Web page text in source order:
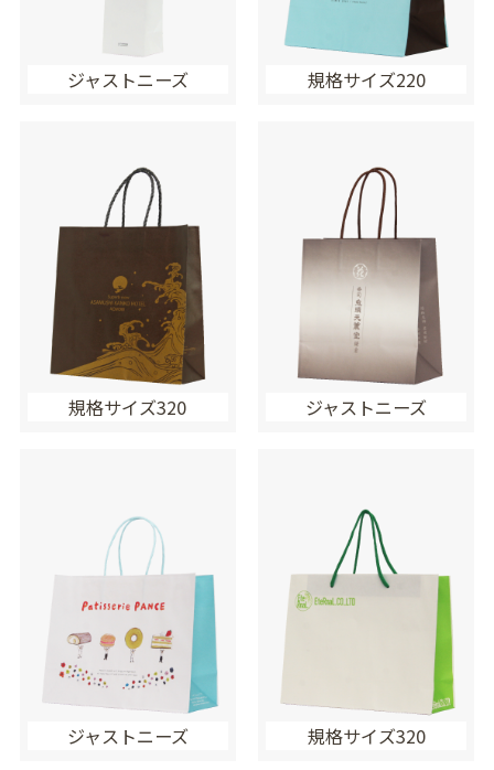
ジャストニーズ 規格サイズ220
規格サイズ320 ジャストニーズ
ジャストニーズ 規格サイズ320